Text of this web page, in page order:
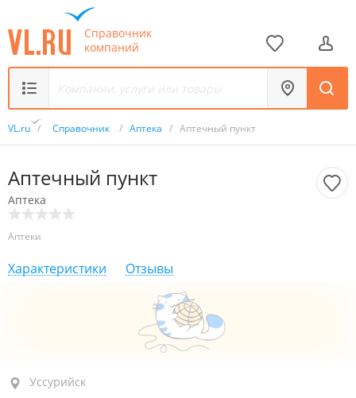
Справочник
компаний
VL.ru / Справочник / Аптека / Аптечный пункт
Аптечный пункт
Аптека
Аптеки
Характеристики Отзывы
Уссурийск, ул. Ленина (с. Воздвиженка), 4
Уссурийск